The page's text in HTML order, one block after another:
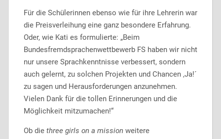
Für die Schülerinnen ebenso wie für ihre Lehrerin war
die Preisverleihung eine ganz besondere Erfahrung.
Oder, wie Kati es formulierte: „Beim
Bundesfremdsprachenwettbewerb FS haben wir nicht
nur unsere Sprachkenntnisse verbessert, sondern
auch gelernt, zu solchen Projekten und Chancen ‚Ja!´
zu sagen und Herausforderungen anzunehmen.
Vielen Dank für die tollen Erinnerungen und die
Möglichkeit mitzumachen!“
Ob die three girls on a missionweitere